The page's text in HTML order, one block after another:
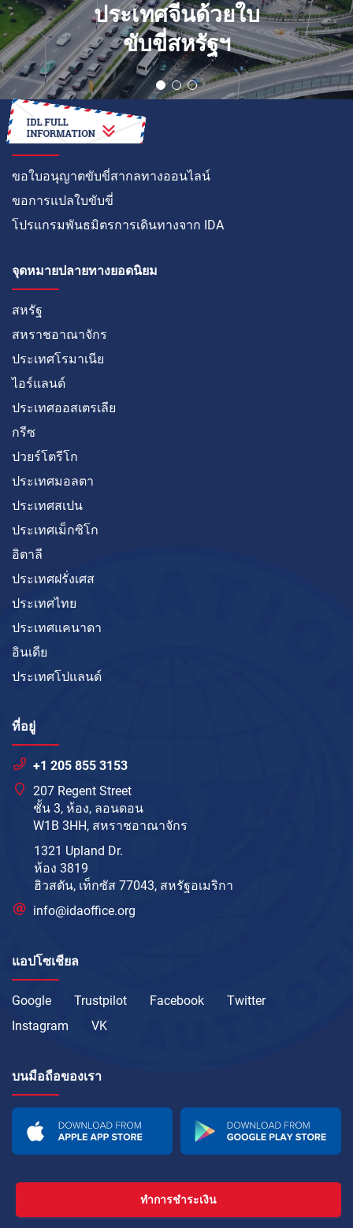
ประเทศจีนด้วยใบ
ขับขี่สหรัฐฯ
วิธีการ
ขอใบอนุญาตขับขี่สากลทางออนไลน์
ขอการแปลใบขับขี่
โปรแกรมพันธมิตรการเดินทางจาก IDA
จุดหมายปลายทางยอดนิยม
สหรัฐ
สหราชอาณาจักร
ประเทศโรมาเนีย
ไอร์แลนด์
ประเทศออสเตรเลีย
กรีซ
ปวยร์โตรีโก
ประเทศมอลตา
ประเทศสเปน
ประเทศเม็กซิโก
อิตาลี
ประเทศฝรั่งเศส
ประเทศไทย
ประเทศแคนาดา
อินเดีย
ประเทศโปแลนด์
ที่อยู่
+1 205 855 3153
207 Regent Street
ชั้น 3, ห้อง, ลอนดอน
W1B 3HH, สหราชอาณาจักร
1321 Upland Dr.
ห้อง 3819
ฮิวสตัน, เท็กซัส 77043, สหรัฐอเมริกา
info@idaoffice.org
แอปโซเชียล
Google Trustpilot Facebook
Twitter
Instagram
VK
บนมือถือของเรา
ทำการชำระเงิน